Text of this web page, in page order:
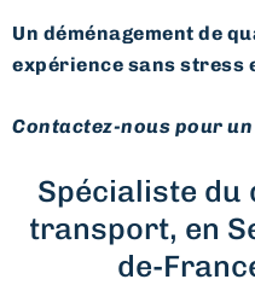
Un déménagement de
expérience sans stress
Contactez-nous pour
Spécialiste du
transport, en
de-